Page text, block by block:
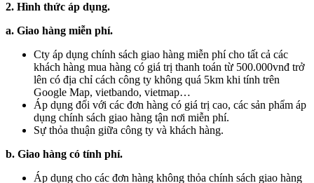
2. Hình thức áp dụng.
a. Giao hàng miễn phí.
Cty áp dụng chính sách giao hàng miễn phí cho tất cả các
khách hàng mua hàng có giá trị thanh toán từ 500.000vnđ trở
lên có địa chỉ cách công ty không quá 5km khi tính trên
Google Map, vietbando, vietmap…
Áp dụng đối với các đơn hàng có giá trị cao, các sản phẩm áp
dụng chính sách giao hàng tận nơi miễn phí.
Sự thỏa thuận giữa công ty và khách hàng.
b. Giao hàng có tính phí.
Áp dụng cho các đơn hàng không thỏa chính sách giao hàng